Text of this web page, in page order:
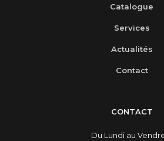
Catalogue
Services
Actualités
Contact
CONTACT
Du Lundi au